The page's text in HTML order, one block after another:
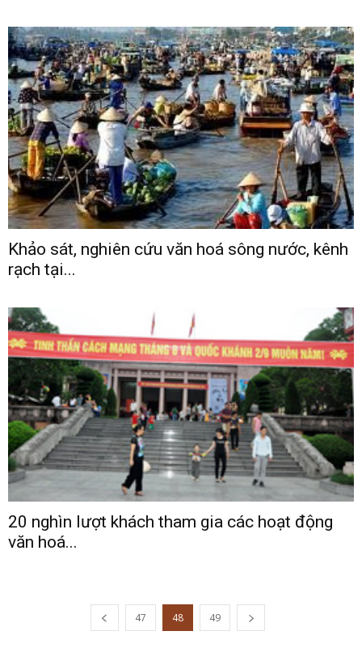
Khảo sát, nghiên cứu văn hoá sông nước, kênh
rạch tại...
20 nghìn lượt khách tham gia các hoạt động
văn hoá...
47 48 49